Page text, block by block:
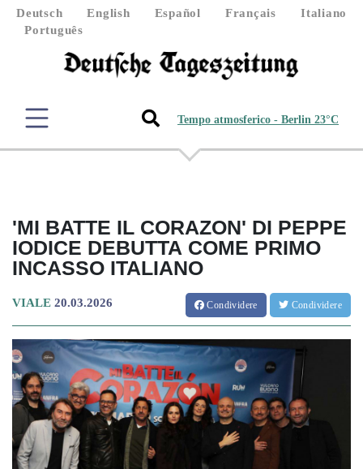
Deutsch English Español Français
Italiano
Português
Tempo atmosferico - Berlin 23°C
'MI BATTE IL CORAZON' DI PEPPE
IODICE DEBUTTA COME PRIMO
INCASSO ITALIANO
VIALE 20.03.2026 Condividere Condividere